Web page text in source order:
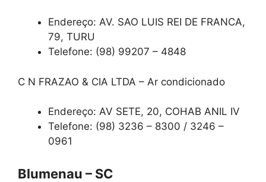
Endereço: AV. SAO LUIS REI DE FRANCA,
79, TURU
Telefone: (98) 99207 – 4848
C N FRAZAO & CIA LTDA – Ar condicionado
Endereço: AV SETE, 20, COHAB ANIL IV
Telefone: (98) 3236 – 8300 / 3246 –
0961
Blumenau – SC